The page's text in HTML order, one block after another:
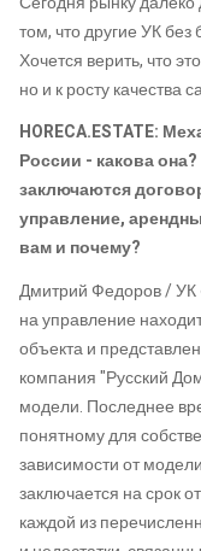
том, что другие УК
Хочется верить, что
но и к росту качества
HORECA.ESTATE:
России - какова
заключаются
управление,
вам и почему?
Дмитрий Федоров / УК
на управление
объекта и
компания "Русский
модели. Последнее
понятному для
зависимости от
заключается на срок
каждой из